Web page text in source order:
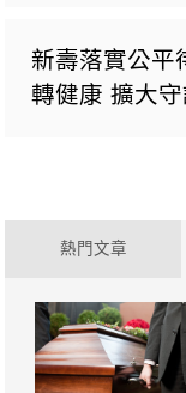
新壽落實公平
轉健康 擴大
熱門文章